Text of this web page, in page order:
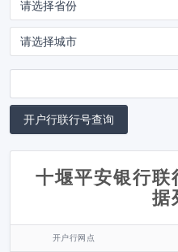
十堰平安银行联
据
开户行网点